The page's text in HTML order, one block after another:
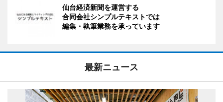
仙台経済新聞を運営する
合同会社シンプルテキストでは
編集・執筆業務を承っています
最新ニュース